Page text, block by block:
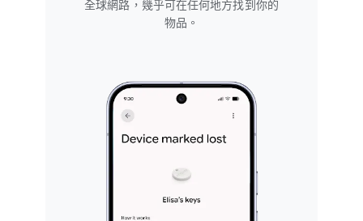
全球​網路，​幾乎可​在​任何​地方​找​到​你​的​
物品。